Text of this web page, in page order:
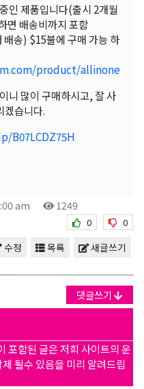
인 제품입니다(출시 2개월
면 배송비까지 포함
송) $15불에 구매 가능 하
product/allinone
니 많이 구매하시고, 잘 사
겠습니다.
B07LCDZ75H
am 1249
0 0
새글쓰기
목록
수정
댓글쓰기
포함된 글은 저희 사이트의 운
될수 있음을 미리 알려드립